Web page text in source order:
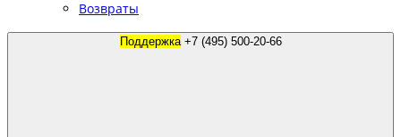
Возвраты
Поддержка +7 (495) 500-20-66